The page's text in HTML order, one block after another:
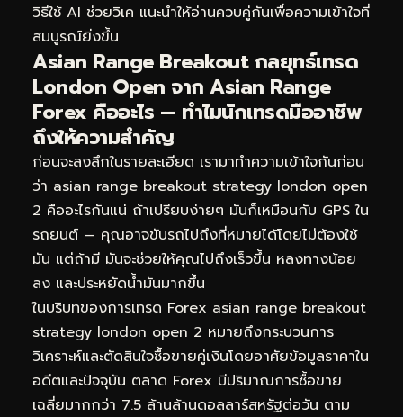
วิธีใช้ AI ช่วยวิเค แนะนำให้อ่านควบคู่กันเพื่อความเข้าใจที่
สมบูรณ์ยิ่งขึ้น
Asian Range Breakout กลยุทธ์เทรด
London Open จาก Asian Range
Forex คืออะไร — ทำไมนักเทรดมืออาชีพ
ถึงให้ความสำคัญ
ก่อนจะลงลึกในรายละเอียด เรามาทำความเข้าใจกันก่อน
ว่า asian range breakout strategy london open
2 คืออะไรกันแน่ ถ้าเปรียบง่ายๆ มันก็เหมือนกับ GPS ใน
รถยนต์ — คุณอาจขับรถไปถึงที่หมายได้โดยไม่ต้องใช้
มัน แต่ถ้ามี มันจะช่วยให้คุณไปถึงเร็วขึ้น หลงทางน้อย
ลง และประหยัดน้ำมันมากขึ้น
ในบริบทของการเทรด Forex asian range breakout
strategy london open 2 หมายถึงกระบวนการ
วิเคราะห์และตัดสินใจซื้อขายคู่เงินโดยอาศัยข้อมูลราคาใน
อดีตและปัจจุบัน ตลาด Forex มีปริมาณการซื้อขาย
เฉลี่ยมากกว่า 7.5 ล้านล้านดอลลาร์สหรัฐต่อวัน ตาม